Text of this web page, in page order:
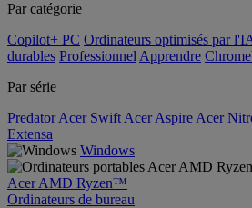
Par catégorie
Copilot+ PC Ordinateurs optimisés par
durables Professionnel Apprendre
Par série
Predator Acer Swift Acer Aspire Acer
Extensa
Windows
Acer AMD Ryzen™
Ordinateurs de bureau